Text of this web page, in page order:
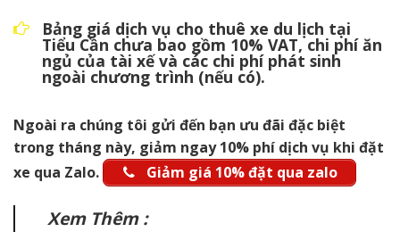
Bảng giá dịch vụ cho thuê xe du lịch tại
Tiểu Cần chưa bao gồm 10% VAT, chi phí ăn
ngủ của tài xế và các chi phí phát sinh
ngoài chương trình (nếu có).
Ngoài ra chúng tôi gửi đến bạn ưu đãi đặc biệt
trong tháng này, giảm ngay 10% phí dịch vụ khi đặt
xe qua Zalo.
Giảm giá 10% đặt qua zalo
Xem Thêm :